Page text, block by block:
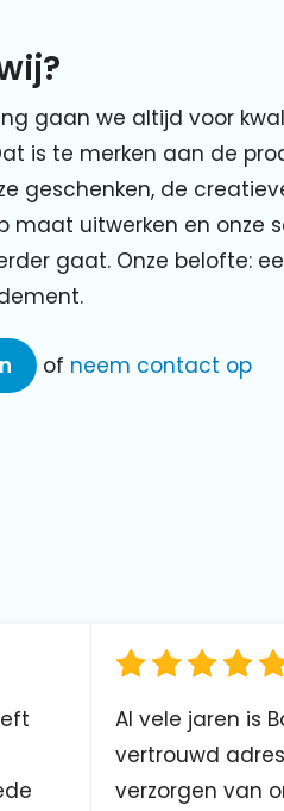
gaan we altijd voor
is te merken aan de
geschenken, de
maat uitwerken en onze
gaat. Onze belofte:
of neem contact op
Al vele jaren is
vertrouwd
verzorgen van